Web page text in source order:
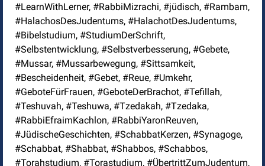
#LearnWithLerner, #RabbiMizrachi, #jüdisch, #Rambam,
#HalachosDesJudentums, #HalachotDesJudentums,
#Bibelstudium, #StudiumDerSchrift,
#Selbstentwicklung, #Selbstverbesserung, #Gebete,
#Mussar, #Mussarbewegung, #Sittsamkeit,
#Bescheidenheit, #Gebet, #Reue, #Umkehr,
#GeboteFürFrauen, #GeboteDerBrachot, #Tefillah,
#Teshuvah, #Teshuwa, #Tzedakah, #Tzedaka,
#RabbiEfraimKachlon, #RabbiYaronReuven,
#JüdischeGeschichten, #SchabbatKerzen, #Synagoge,
#Schabbat, #Shabbat, #Shabbos, #Schabbos,
#Torahstudium, #Torastudium, #ÜbertrittZumJudentum,